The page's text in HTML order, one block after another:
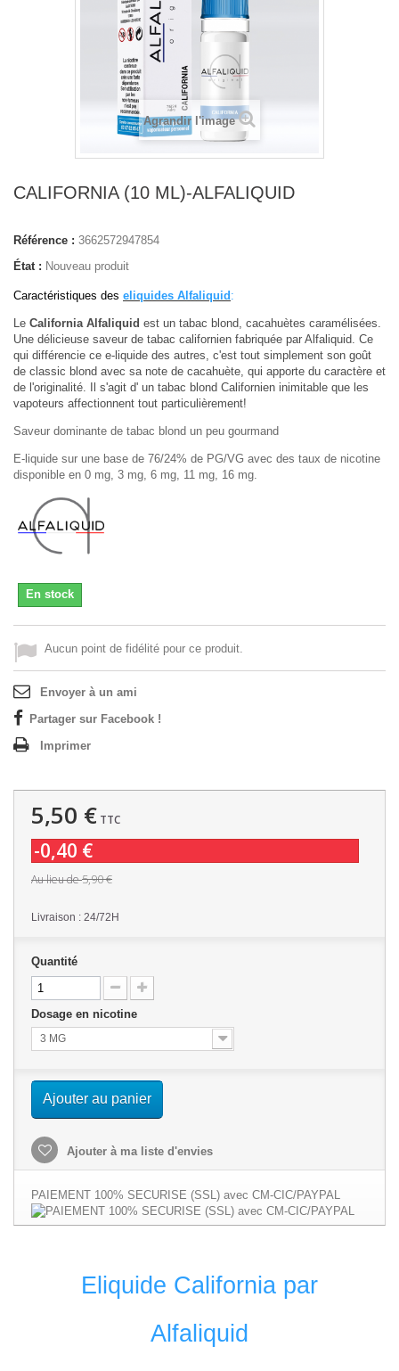
Agrandir l'image
CALIFORNIA (10 ML)-ALFALIQUID
Référence : 3662572947854
État : Nouveau produit
Caractéristiques des eliquides Alfaliquid :
Le California Alfaliquid est un tabac blond, cacahuètes caramélisées.
Une délicieuse saveur de tabac californien fabriquée par Alfaliquid. Ce
qui différencie ce e-liquide des autres, c'est tout simplement son goût
de classic blond avec sa note de cacahuète, qui apporte du caractère et
de l'originalité. Il s'agit d' un tabac blond Californien inimitable que les
vapoteurs affectionnent tout particulièrement!
Saveur dominante de tabac blond un peu gourmand
E-liquide sur une base de 76/24% de PG/VG avec des taux de nicotine
disponible en 0 mg, 3 mg, 6 mg, 11 mg, 16 mg.
En stock
Aucun point de fidélité pour ce produit.
Envoyer à un ami
Partager sur Facebook !
Imprimer
5,50 € TTC
-0,40 €
Au lieu de5,90 €
Livraison : 24/72H
Quantité
Dosage en nicotine
3 MG
Ajouter au panier
Ajouter à ma liste d'envies
PAIEMENT 100% SECURISE (SSL) avec CM-CIC/PAYPAL
Eliquide California par
Alfaliquid